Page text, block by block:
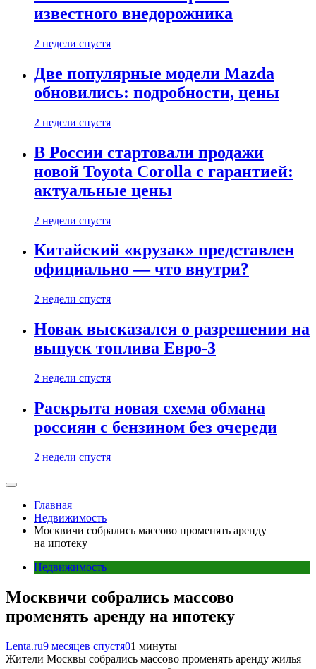
известного внедорожника
2 недели спустя
Две популярные модели Mazda
обновились: подробности, цены
2 недели спустя
В России стартовали продажи
новой Toyota Corolla с гарантией:
актуальные цены
2 недели спустя
Китайский «крузак» представлен
официально — что внутри?
2 недели спустя
Новак высказался о разрешении на
выпуск топлива Евро-3
2 недели спустя
Раскрыта новая схема обмана
россиян с бензином без очереди
2 недели спустя
Главная
Недвижимость
Москвичи собрались массово променять аренду
на ипотеку
Недвижимость
Москвичи собрались массово
променять аренду на ипотеку
Lenta.ru9 месяцев спустя01 минуты
Жители Москвы собрались массово променять аренду жилья